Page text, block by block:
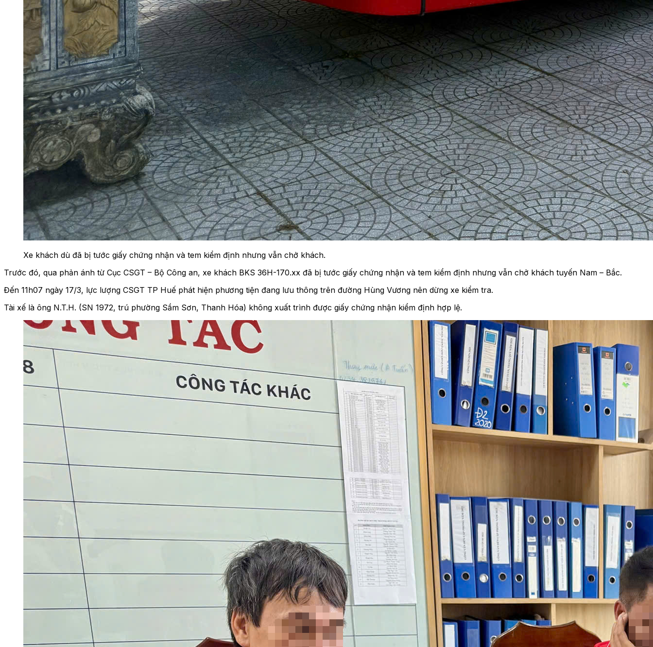
Xe khách dù đã bị tước giấy chứng nhận và tem kiểm định nhưng vẫn chở khách.
Trước đó, qua phản ánh từ Cục CSGT – Bộ Công an, xe khách BKS 36H-170.xx đã bị tước giấy chứng nhận và tem kiểm định nhưng vẫn chở khách tuyến Nam – Bắc.
Đến 11h07 ngày 17/3, lực lượng CSGT TP Huế phát hiện phương tiện đang lưu thông trên đường Hùng Vương nên dừng xe kiểm tra.
Tài xế là ông N.T.H. (SN 1972, trú phường Sầm Sơn, Thanh Hóa) không xuất trình được giấy chứng nhận kiểm định hợp lệ.